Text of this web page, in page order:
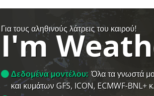
Για τους αληθινούς λάτρεις του καιρού!
I'm
Δεδομένα μοντέλου: Όλα τα γνωστά
και κυμάτων GFS, ICON, ECMWF-BNL+